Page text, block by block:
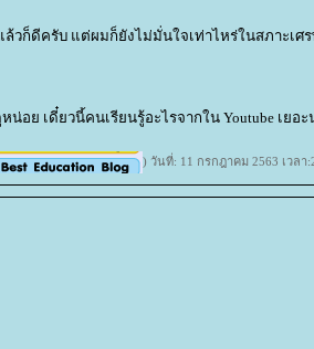
วก็ดีครับ แต่ผมก็ยังไม่มั่นใจเท่าไหร่ในสภาะเศ
อย เดี๋ยวนี้คนเรียนรู้อะไรจากใน Youtube เยอะ
) วันที่: 11 กรกฎาคม 2563 เวลา